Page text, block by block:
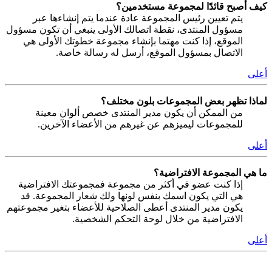
كيف أصبح قائدًا لمجموعة مستخدمين؟
يتم تعيين رئيس المجموعة عادة عندما يتم إنشاءها عبر
مسؤول المنتدى، نقطة اتصالك الأولى ينبغي أن تكون مسؤول
الموقع، إذا كنت مهتما بإنشاء مجموعة خطوتك الأولى هي
الاتصال بمسؤول الموقع، أرسل له رسالة خاصة.
أعلى
لماذا تظهر بعض المجموعات بلون مختلف؟
من الممكن أن يكون مدير المنتدى خصص ألوان معينة
للمجموعات ليميزهم عن غيرهم من الأعضاء الآخرين.
أعلى
ما هي المجموعة الافتراضية؟
إذا كنت عضو في أكثر من مجموعة فمجموعتك الافتراضية
هي التي يكون اسمك بنفس لونها ولك شعار المجموعة. قد
يكون مدير المنتدى أعطى الصلاحية للأعضاء بتغير مجموعتهم
الافتراضية من خلال لوحة التحكم الشخصية.
أعلى